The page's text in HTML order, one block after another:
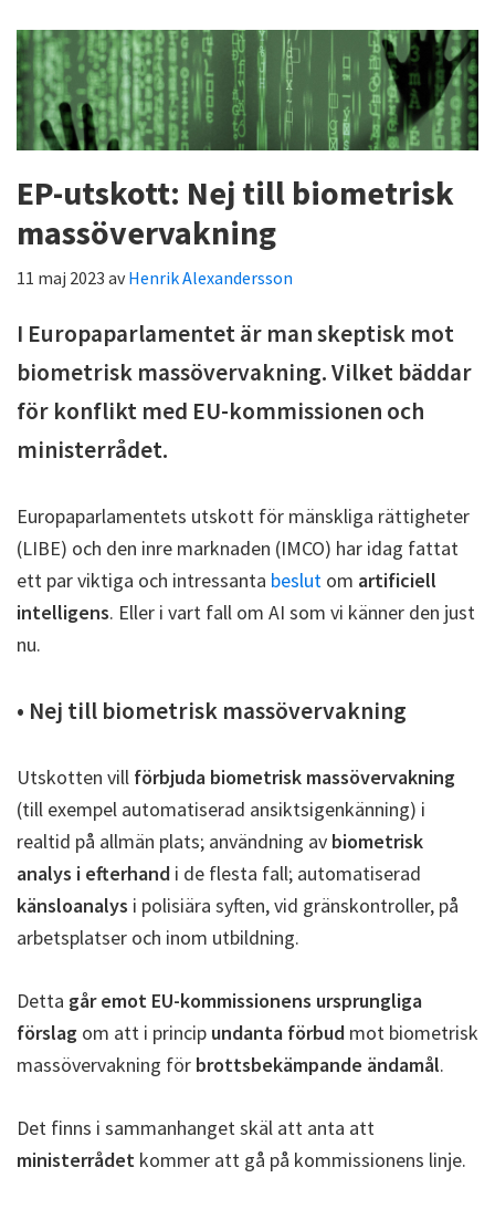
EP-utskott: Nej till biometrisk
massövervakning
11 maj 2023 avHenrik Alexandersson
I Europaparlamentet är man skeptisk mot
biometrisk massövervakning. Vilket bäddar
för konflikt med EU-kommissionen och
ministerrådet.
Europaparlamentets utskott för mänskliga rättigheter
(LIBE) och den inre marknaden (IMCO) har idag fattat
ett par viktiga och intressanta beslut om artificiell
intelligens. Eller i vart fall om AI som vi känner den just
nu.
• Nej till biometrisk massövervakning
Utskotten vill förbjuda biometrisk massövervakning
(till exempel automatiserad ansiktsigenkänning) i
realtid på allmän plats; användning av biometrisk
analys i efterhand i de flesta fall; automatiserad
känsloanalys i polisiära syften, vid gränskontroller, på
arbetsplatser och inom utbildning.
Detta går emot EU-kommissionens ursprungliga
förslag om att i princip undanta förbud mot biometrisk
massövervakning för brottsbekämpande ändamål.
Det finns i sammanhanget skäl att anta att
ministerrådet kommer att gå på kommissionens linje.